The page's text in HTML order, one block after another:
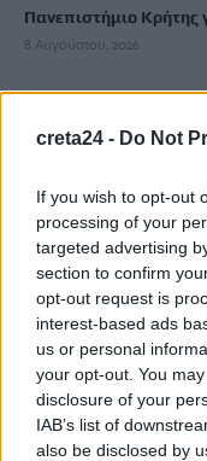
creta24 - Do Not
If you wish to opt-out
processing of your
targeted advertising
section to confirm
opt-out request is
interest-based ads
us or personal
your opt-out. You
disclosure of your
IAB’s list of
also be disclosed by
Πανεπιστήμιο Κρήτης
8 Αυγούστου, 2026
εγκέφαλο
Επίδομα €391 από
Η προϋπόθεση
8 Αυγούστου, 2026
Θεατρική αφήγηση
Κεφαλά
8 Αυγούστου, 2026